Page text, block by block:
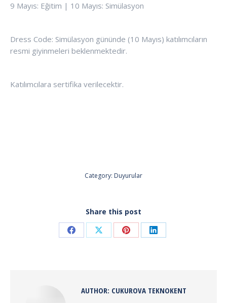
9 Mayıs: Eğitim | 10 Mayıs: Simülasyon
Dress Code: Simülasyon gününde (10 Mayıs) katılımcıların
resmi giyinmeleri beklenmektedir.
Katılımcılara sertifika verilecektir.
Category: Duyurular
Share this post
Share Share Share Share
AUTHOR: CUKUROVA TEKNOKENT